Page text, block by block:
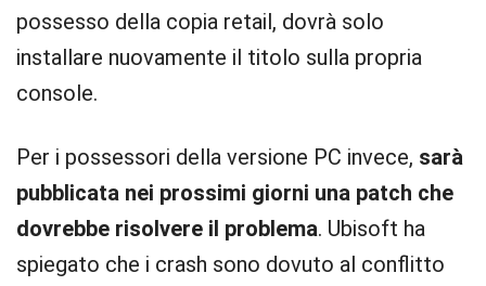
possesso della copia retail, dovrà solo
installare nuovamente il titolo sulla propria
console.
Per i possessori della versione PC invece, sarà
pubblicata nei prossimi giorni una patch che
dovrebbe risolvere il problema. Ubisoft ha
spiegato che i crash sono dovuto al conflitto